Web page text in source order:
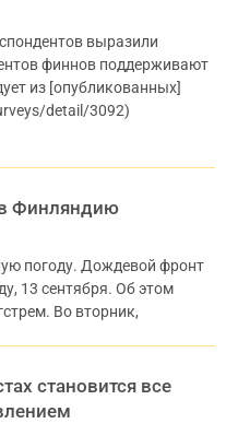
выразили
финнов поддерживают
из [опубликованных]
detail/3092)
Финляндию
погоду. Дождевой фронт
13 сентября. Об этом
Во вторник,
становится все